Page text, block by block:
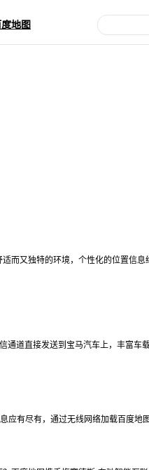
地图
又独特的环境，个性化的位置信
道直接发送到宝马汽车上，丰富
有尽有，通过无线网络加载百度